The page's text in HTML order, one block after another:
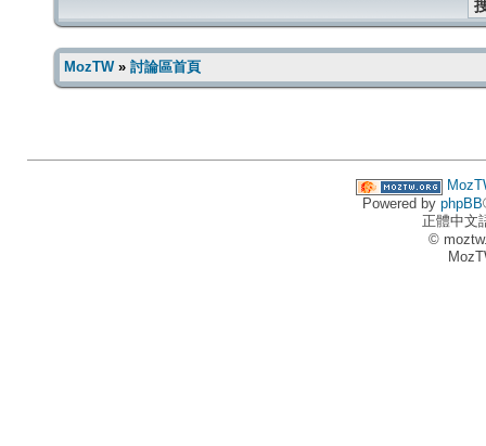
MozTW» 討論區首頁
Powered by phpBB
正體中文
©